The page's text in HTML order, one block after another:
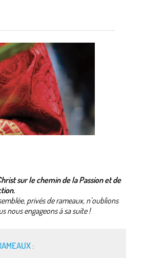
sur le chemin de la Passion et de
privés de rameaux, n’oublions
nous engageons à sa suite !
: